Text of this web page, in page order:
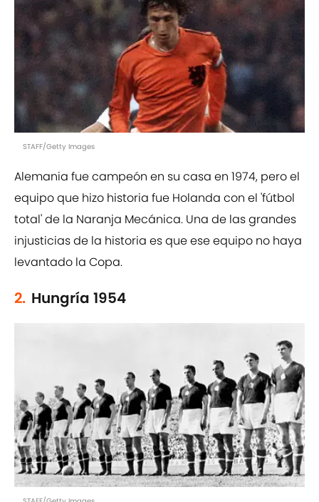
STAFF/Getty Images
Alemania fue campeón en su casa en 1974, pero el
equipo que hizo historia fue Holanda con el 'fútbol
total' de la Naranja Mecánica. Una de las grandes
injusticias de la historia es que ese equipo no haya
levantado la Copa.
2. Hungría 1954